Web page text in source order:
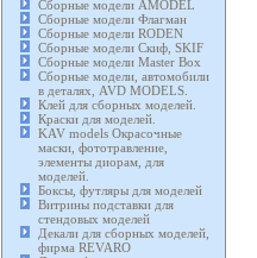
Сборные модели AMODEL
Сборные модели Флагман
Сборные модели RODEN
Сборные модели Скиф, SKIF
Сборные модели Master Box
Сборные модели, автомобили
в деталях, AVD MODELS.
Клей для сборных моделей.
Краски для моделей.
KAV models Окрасочные
маски, фототравление,
элементы диорам, для
моделей.
Боксы, футляры для моделей
Витрины подставки для
стендовых моделей
Декали для сборных моделей,
фирма REVARO